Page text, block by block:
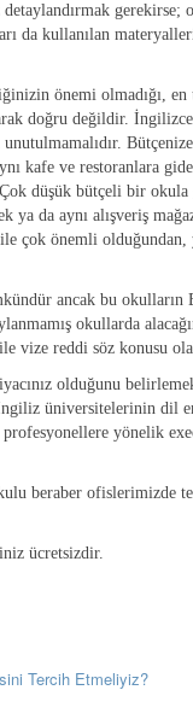
gerekirse;
da kullanılan
önemi olmadığı,
doğru değildir.
kafe ve restoranlara
Çok düşük bütçeli bir
ya da aynı alışveriş
çok önemli olduğundan,
ancak bu
okullarda
vize reddi söz konusu
olduğunu
üniversitelerinin dil
profesyonellere yönelik
beraber ofislerimizde
ücretsizdir.
Tercih Etmeliyiz?